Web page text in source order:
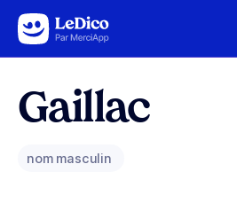
Aller au contenu
Gaillac
nom masculin